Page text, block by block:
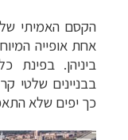
הקסם האמיתי
אחת אופייה
ביניהן. בפינת
בבניינים שלטי
כך יפים שלא